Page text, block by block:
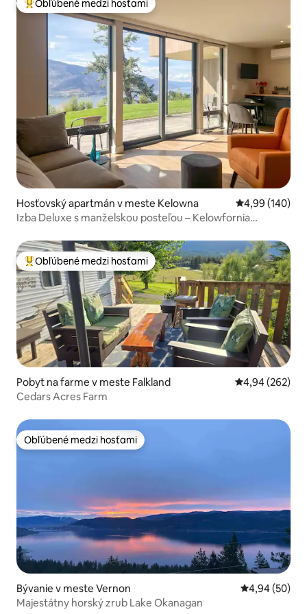
Najobľúbenejšie medzi hosťami
Obľúbené medzi hosťami
Hosťovský apartmán v meste Kelowna Priemerné
4,99 (140)
Izba Deluxe s manželskou posteľou – Kelowfornia
Najobľúbenejšie medzi hosťami
Obľúbené medzi hosťami
Pobyt na farme v meste Falkland Priemerné
4,94 (262)
Cedars Acres Farm
Obľúbené medzi hosťami
Obľúbené medzi hosťami
Bývanie v meste Vernon Priemerné
4,94 (50)
Majestátny horský zrub Lake Okanagan